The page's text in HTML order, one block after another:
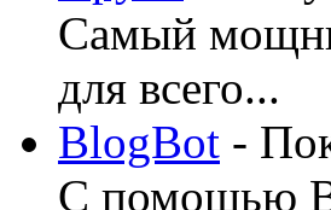
Самый
для всего...
BlogBot -
С помощью